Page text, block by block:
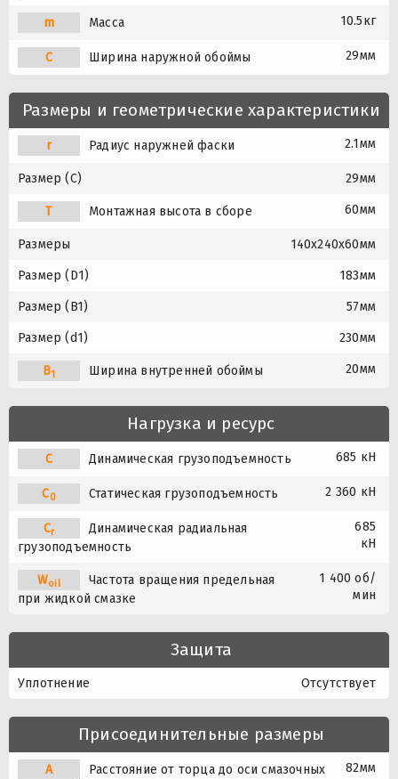
m Масса 10.5кг
C Ширина наружной обоймы 29мм
Размеры и геометрические характеристики
r Радиус наружней фаски 2.1мм
Размер (C) 29мм
T Монтажная высота в сборе 60мм
Размеры 140x240x60мм
Размер (D1) 183мм
Размер (B1) 57мм
Размер (d1) 230мм
B1 Ширина внутренней обоймы 20мм
Нагрузка и ресурс
C Динамическая грузоподъемность 685 кН
C0 Статическая грузоподъемность 2 360 кН
Cr
Динамическая радиальная
грузоподъемность
685
кН
Woil
Частота вращения предельная
при жидкой смазке
1 400 об/
мин
Защита
Уплотнение Отсутствует
Присоединительные размеры
A
Расстояние от торца до оси смазочных
82мм